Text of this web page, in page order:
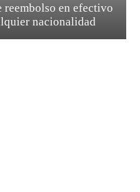
reembolso en efectivo
nacionalidad